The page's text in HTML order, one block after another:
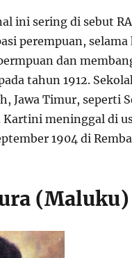
ini sering di sebut
perempuan,
dan
tahun 1912.
Jawa Timur, seperti
Kartini meninggal di
1904 di
(Maluku)